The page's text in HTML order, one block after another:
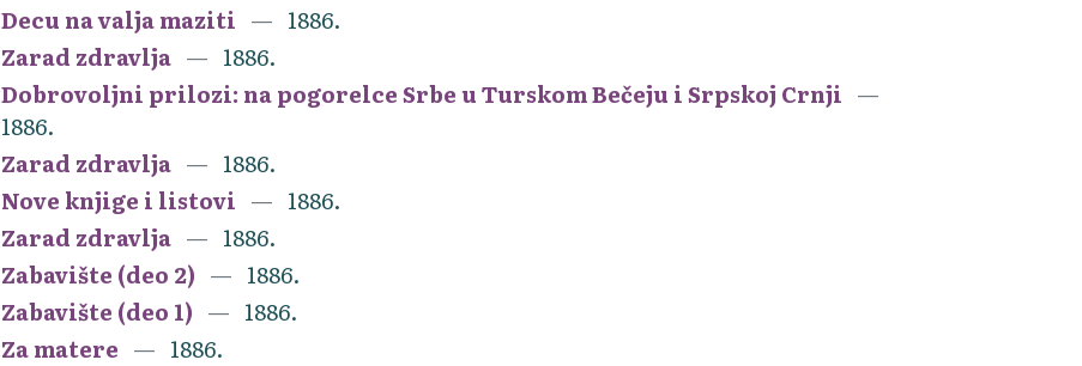
Decu na valja maziti
1886.
Zarad zdravlja
1886.
Dobrovoljni prilozi: na pogorelce Srbe u Turskom Bečeju i Srpskoj Crnji
1886.
Zarad zdravlja
1886.
Nove knjige i listovi
1886.
Zarad zdravlja
1886.
Zabavište (deo 2)
1886.
Zabavište (deo 1)
1886.
Za matere
1886.